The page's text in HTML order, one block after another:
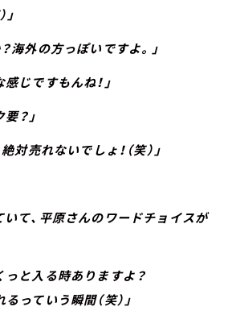
海外の方っぽいですよ。」
じですもんね！」
？」
対売れないでしょ！（笑）」
いて、平原さんのワードチョイスが
っと入る時ありますよ？
ていう瞬間（笑）」